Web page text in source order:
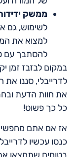
ממשק
לשימוש, גם
למצוא את
להסתבך עם
במקום לבזבז זמן
לדרייבלי, סננו את
את חוות הדעת
כל כך פשוט!
אז אם אתם
כנסו עכשיו